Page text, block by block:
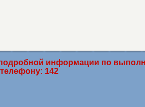
информации по
142